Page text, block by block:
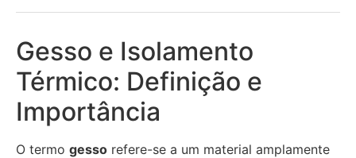
Gesso e Isolamento
Térmico: Definição e
Importância
O termo gesso refere-se a um material amplamente